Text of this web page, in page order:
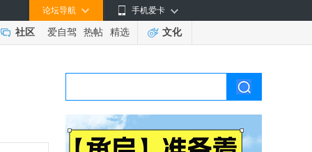
手机爱卡
论坛导航
社区 爱自驾 热帖 精选 文化